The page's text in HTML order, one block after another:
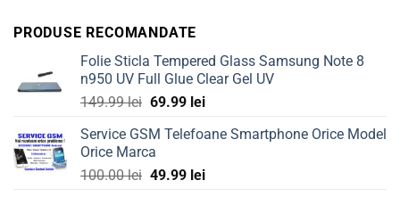
54.99 lei.
PRODUSE RECOMANDATE
Folie Sticla Tempered Glass Samsung Note 8
n950 UV Full Glue Clear Gel UV
149.99lei Original
was:
149.99 lei.
69.99 leiCurrent
is:
Service GSM Telefoane Smartphone Orice Model
Orice Marca
100.00lei Original
49.99 leiCurrent